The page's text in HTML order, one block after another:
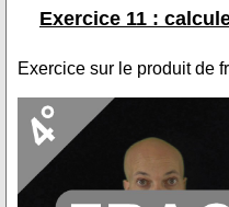
Exercice 11 :
Exercice sur le produit de